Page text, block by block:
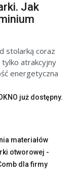
Jak
stolarką coraz
tylko atrakcyjny
energetyczna
już dostępny.
materiałów
otworowej -
dla firmy